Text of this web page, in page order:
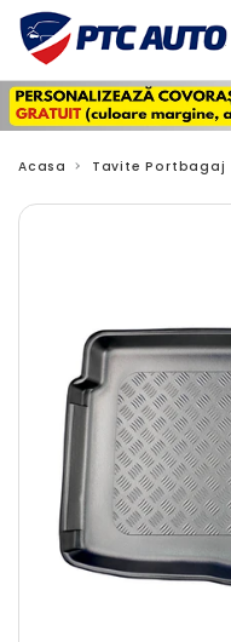
Acasa Tavite Portbagaj